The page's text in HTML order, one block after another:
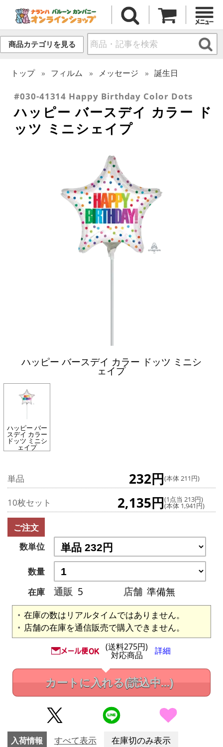
商品カテゴリを見る
トップ フィルム メッセージ 誕生日
#030-41314 Happy Birthday Color Dots
ハッピー バースデイ カラー ド
ッツ ミニシェイプ
ハッピー バースデイ カラー ドッツ ミニシ
ェイプ
ハッピー バー
スデイ カラー
ドッツ ミニシ
ェイプ
単品 232円(本体 211円)
10枚セット 2,135円(1点当 213円)
(本体 1,941円)
ご注文
数単位
数量
在庫
通販 5 店舗 準備無
在庫の数はリアルタイムではありません。
店舗の在庫を通信販売で購入できません。
(送料275円)
対応商品 詳細
カートに入れる(読込中...)
入荷情報 すべて表示 在庫切のみ表示